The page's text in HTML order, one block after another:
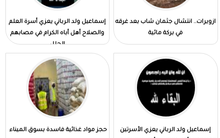
ازويرات.. انتشال جثمان شاب بعد غرقه
في بركة مائية
إسماعيل ولد الرباني يعزي أسرة العلم
والصلاح أهل أباه الكرام في مصابهم
الجلل
إسماعيل ولد الرباني يعزي الأسرتين
حجز مواد غذائية فاسدة بسوق الميناء